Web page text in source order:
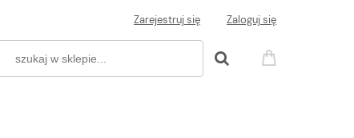
Zarejestruj się Zaloguj się